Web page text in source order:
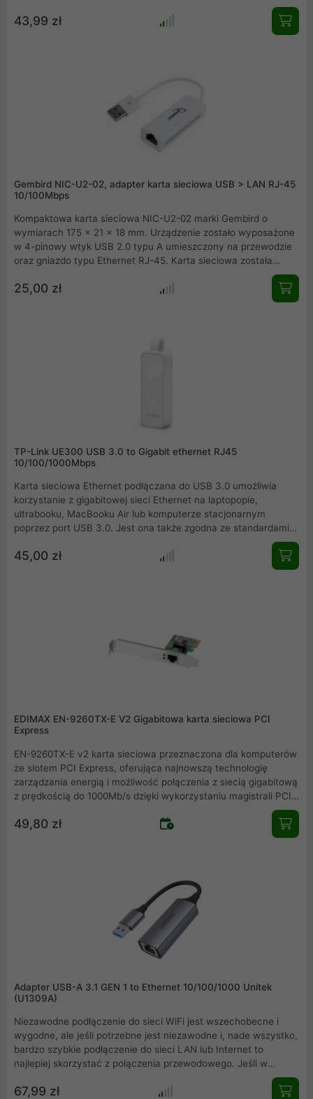
Idealne rozwiązanie jako druga karta sieciowa, jak i również do
komputerów typu MacBook, czy netbook, które nie posiadają
portu RJ45. Urządzenie jest zasilane bezpośrednio ze złącza
43,99 zł
Gembird NIC-U2-02, adapter karta sieciowa USB > LAN RJ-45
10/100Mbps
Kompaktowa karta sieciowa NIC-U2-02 marki Gembird o
wymiarach 175 x 21 x 18 mm. Urządzenie zostało wyposażone
w 4-pinowy wtyk USB 2.0 typu A umieszczony na przewodzie
oraz gniazdo typu Ethernet RJ-45. Karta sieciowa została
interfejsem USB 1.0, 1.1 oraz 2.0. Obsługa standardu Plug &
Play oznacza, że urządzenie działa zaraz po podłączeniu do
25,00 zł
TP-Link UE300 USB 3.0 to Gigabit ethernet RJ45
10/100/1000Mbps
Karta sieciowa Ethernet podłączana do USB 3.0 umożliwia
korzystanie z gigabitowej sieci Ethernet na laptopopie,
ultrabooku, MacBooku Air lub komputerze stacjonarnym
poprzez port USB 3.0. Jest ona także zgodna ze standardami
USB 2.0/1.1 i umożliwia niezwykle szybką transmisję plików za
pomocą portu Ethernet.
45,00 zł
EDIMAX EN-9260TX-E V2 Gigabitowa karta sieciowa PCI
Express
EN-9260TX-E v2 karta sieciowa przeznaczona dla komputerów
ze slotem PCI Express, oferująca najnowszą technologię
zarządzania energią i możliwość połączenia z siecią gigabitową
z prędkością do 1000Mb/s dzięki wykorzystaniu magistrali PCI
Express. Nie ma potrzeby zakupu nowego przełącznika lub
routera szerokopasmowego, funkcja auto-negocjacji zapewnia
najwyższą możliwą prędkość przesyłania danych (10, 100 lub
umożliwiając przesyłanie danych w obu kierunkach
49,80 zł
Adapter USB-A 3.1 GEN 1 to Ethernet 10/100/1000 Unitek
(U1309A)
Niezawodne podłączenie do sieci WiFi jest wszechobecne i
wygodne, ale jeśli potrzebne jest niezawodne i, nade wszystko,
bardzo szybkie podłączenie do sieci LAN lub Internet to
najlepiej skorzystać z połączenia przewodowego. Jeśli w
Twoim laptopie brakuje odpowiedniego portu do podłączenia
gigabitowego Internetu, przyda się podręczna przejściówka
67,99 zł